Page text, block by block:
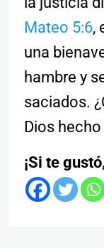
Mateo 5:6,
una
hambre y
saciados.
Dios
¡Si te